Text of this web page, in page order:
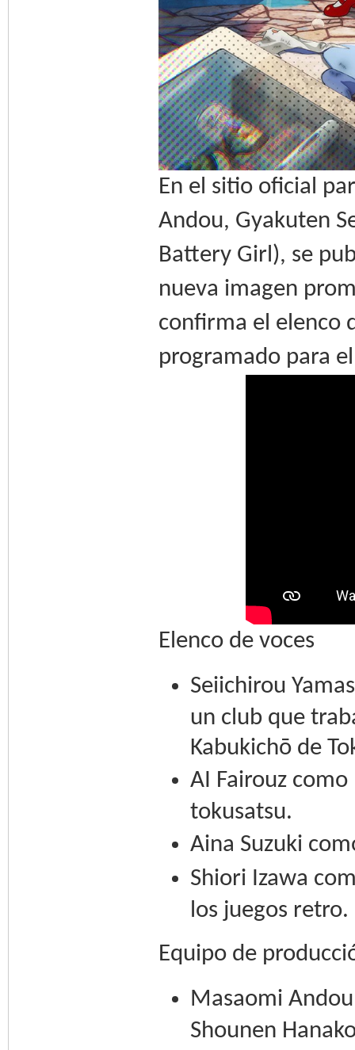
En el sitio oficial
Andou, Gyakuten
Battery Girl), se
nueva imagen
confirma el elenco
programado para
Elenco de voces
Seiichirou
un club que
Kabukichō de
AI Fairouz
tokusatsu.
Aina Suzuki
Shiori Izawa
los juegos retro.
Equipo de
Masaomi
Shounen